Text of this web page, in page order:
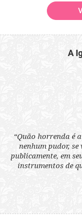
A
“Quão horrenda é
nenhum pudor,
publicamente, em
instrumentos de